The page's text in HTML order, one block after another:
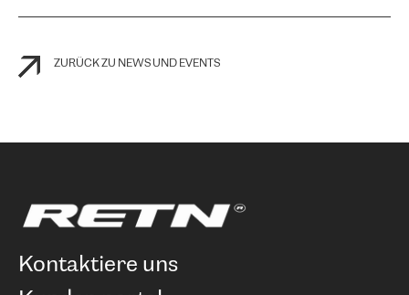
ZURÜCK ZU NEWS UND EVENTS
kontaktiere uns